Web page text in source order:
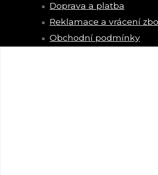
Doprava a platba
Reklamace a vrácení
Obchodní podmínky